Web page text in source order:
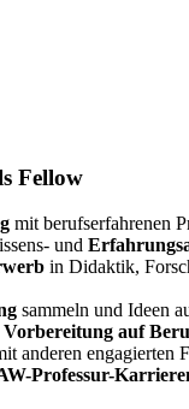
Fellow
mit berufserfahrenen
und
in Didaktik,
sammeln und Ideen
Vorbereitung auf
anderen engagierten
Professur-